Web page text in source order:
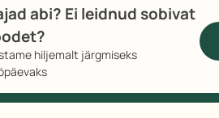
abi? Ei leidnud sobivat
hiljemalt järgmiseks